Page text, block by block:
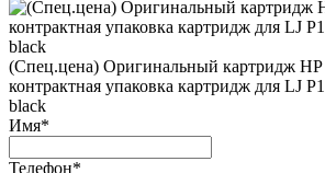
(Спец.цена) Оригинальный картридж
контрактная упаковка картридж для LJ
black
Имя*
Телефон*